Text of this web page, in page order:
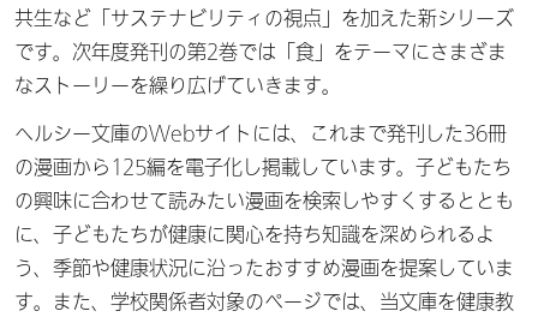
共生など「サステナビリティの視点」を加えた新シリーズ
です。次年度発刊の第2巻では「食」をテーマにさまざま
なストーリーを繰り広げていきます。
ヘルシー文庫のWebサイトには、これまで発刊した36冊
の漫画から125編を電子化し掲載しています。子どもたち
の興味に合わせて読みたい漫画を検索しやすくするととも
に、子どもたちが健康に関心を持ち知識を深められるよ
う、季節や健康状況に沿ったおすすめ漫画を提案していま
す。また、学校関係者対象のページでは、当文庫を健康教